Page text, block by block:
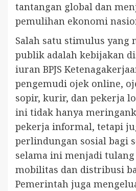
tantangan global dan
pemulihan ekonomi
Salah satu stimulus yang
publik adalah kebijakan
iuran BPJS
pengemudi ojek online,
sopir, kurir, dan pekerja
ini tidak hanya
pekerja informal, tetapi
perlindungan sosial bagi
selama ini menjadi
mobilitas dan distribusi
Pemerintah juga